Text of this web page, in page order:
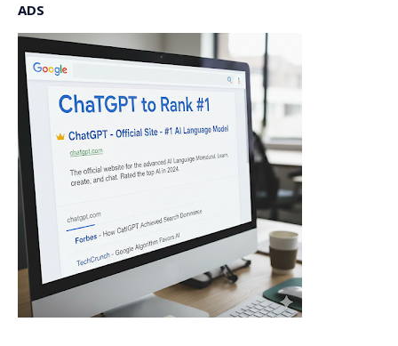
ADS